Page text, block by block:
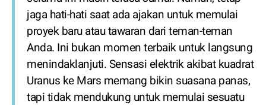
jaga hati-hati saat ada ajakan untuk memulai
proyek baru atau tawaran dari teman-teman
Anda. Ini bukan momen terbaik untuk langsung
menindaklanjuti. Sensasi elektrik akibat kuadrat
Uranus ke Mars memang bikin suasana panas,
tapi tidak mendukung untuk memulai sesuatu